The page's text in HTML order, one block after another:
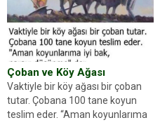
ajansı duyurdu. Renda Güner,
sosyal medya hesabında “Usta
Oyuncumuz ve çok değerli
dostumuz...
Çoban ve Köy Ağası
Vaktiyle bir köy ağası bir çoban
tutar. Çobana 100 tane koyun
teslim eder. “Aman koyunlarıma